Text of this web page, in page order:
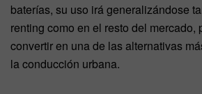
baterías, su uso irá generalizándose
renting como en el resto del mercado,
convertir en una de las alternativas
la conducción urbana.